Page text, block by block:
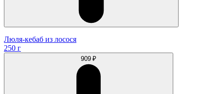
Люля-кебаб из лосося
250 г
909 ₽